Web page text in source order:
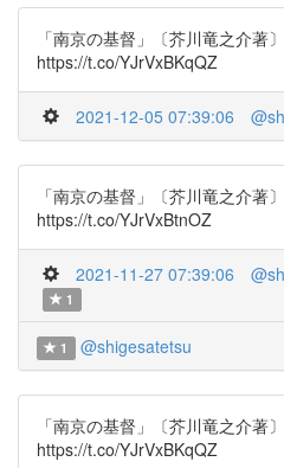
「南京の基督」〔芥川竜之介著
https://t.co/YJrVxBKqQZ
2021-12-05 07:39:06
「南京の基督」〔芥川竜之介著
https://t.co/YJrVxBtnOZ
2021-11-27 07:39:06
1
1 @shigesatetsu
「南京の基督」〔芥川竜之介著
https://t.co/YJrVxBKqQZ